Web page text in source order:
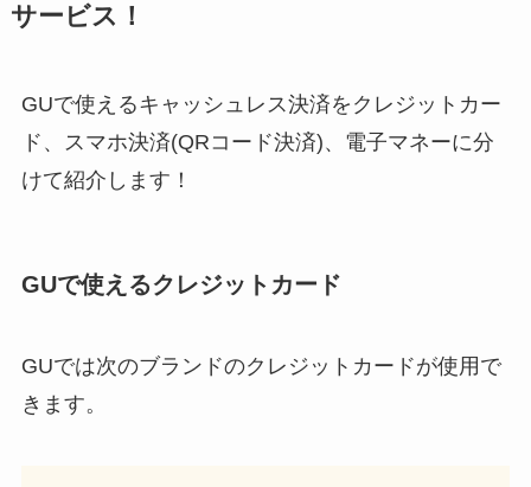
サービス！
GUで使えるキャッシュレス決済をクレジットカー
ド、スマホ決済(QRコード決済)、電子マネーに分
けて紹介します！
GUで使えるクレジットカード
GUでは次のブランドのクレジットカードが使用で
きます。